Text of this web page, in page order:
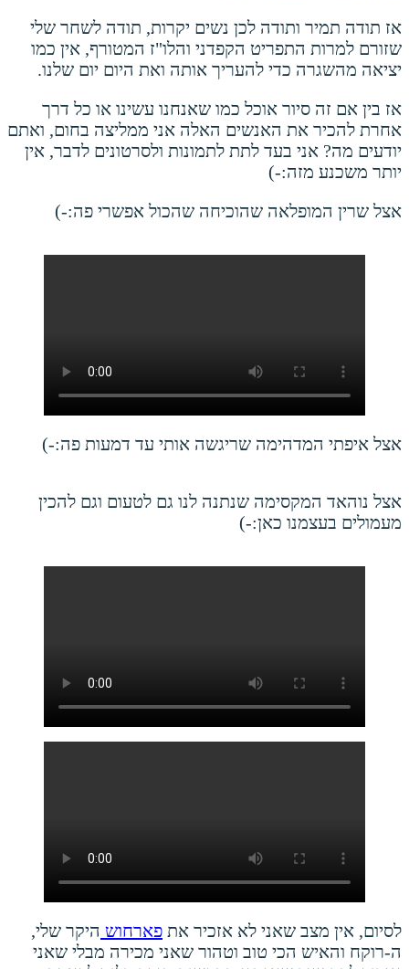
אז תודה תמיר ותודה לכן נשים יקרות, תודה לשחר שלי
שזורם למרות התפריט הקפדני והלו"ז המטורף, אין כמו
יציאה מהשגרה כדי להעריך אותה ואת היום יום שלנו.
אז בין אם זה סיור אוכל כמו שאנחנו עשינו או כל דרך
אחרת להכיר את האנשים האלה אני ממליצה בחום, ואתם
יודעים מה? אני בעד לתת לתמונות ולסרטונים לדבר, אין
יותר משכנע מזה:-)
אצל שרין המופלאה שהוכיחה שהכול אפשרי פה:-)
אצל איפתי המדהימה שריגשה אותי עד דמעות פה:-)
אצל נוהאד המקסימה שנתנה לנו גם לטעום וגם להכין
מעמולים בעצמנו כאן:-)
לסיום, אין מצב שאני לא אזכיר את פארחוש היקר שלי,
ה-רוקח והאיש הכי טוב וטהור שאני מכירה מבלי שאני